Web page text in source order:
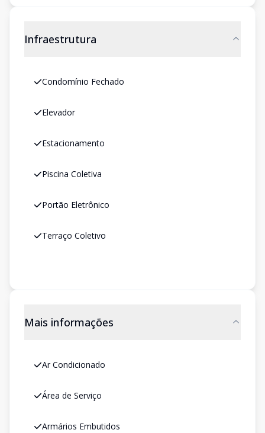
Infraestrutura
Condomínio Fechado
Elevador
Estacionamento
Piscina Coletiva
Portão Eletrônico
Terraço Coletivo
Mais informações
Ar Condicionado
Área de Serviço
Armários Embutidos